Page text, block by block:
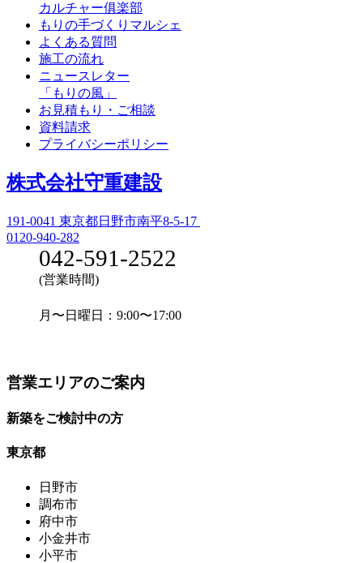
カルチャー俱楽部
もりの手づくりマルシェ
よくある質問
施工の流れ
ニュースレター
「もりの風」
お見積もり・ご相談
資料請求
プライバシーポリシー
株式会社守重建設
191-0041 東京都日野市南平8-5-17
0120-940-282
042-591-2522
(営業時間)
月〜日曜日 ：9:00〜17:00
営業エリアのご案内
新築をご検討中の方
東京都
日野市
調布市
府中市
小金井市
小平市